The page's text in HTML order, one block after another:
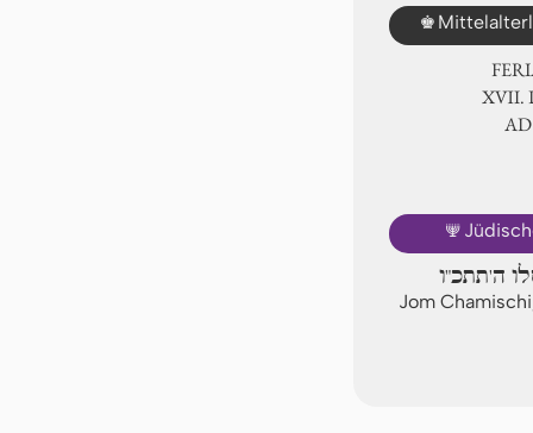
♚
ⅩⅦ.
🕎
ה'תתכ"ו
Jom